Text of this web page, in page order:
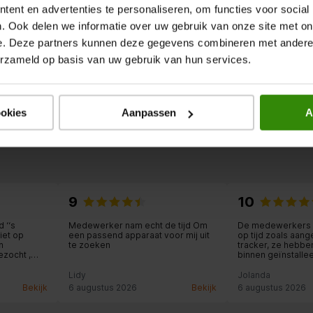
en advertenties te personaliseren, om functies voor
Ook delen we informatie over uw gebruik van onze site met
Deze partners kunnen deze gegevens combineren met
op basis van uw gebruik van hun services.
Aanpassen
Terug naar boven
op
,
die de
zelfs
gehaald
Bekijk
9
Medewerker nam echt de tijd Om
een passend apparaat voor mij uit
te zoeken
Lidy
6 augustus 2026
Bekijk
10
De
op tijd zoals
tracker, ze
binnen
met overladen
apparaten
Jolanda
6 augustus 2026